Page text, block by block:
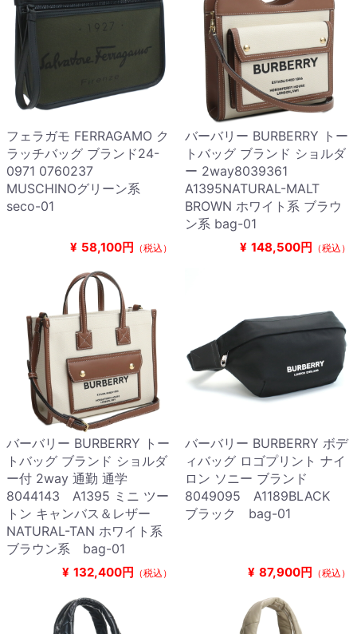
フェラガモ FERRAGAMO ク
ラッチバッグ ブランド24-
0971 0760237
MUSCHINOグリーン系
seco-01
¥ 58,100円 （税込）
バーバリー BURBERRY トー
トバッグ ブランド ショルダ
ー 2way8039361
A1395NATURAL-MALT
BROWN ホワイト系 ブラウ
ン系 bag-01
¥ 148,500円 （税込）
バーバリー BURBERRY トー
トバッグ ブランド ショルダ
ー付 2way 通勤 通学
8044143 A1395 ミニ ツー
トン キャンバス＆レザー
NATURAL-TAN ホワイト系
ブラウン系 bag-01
¥ 132,400円 （税込）
バーバリー BURBERRY ボデ
ィバッグ ロゴプリント ナイ
ロン ソニー ブランド
8049095 A1189BLACK
ブラック bag-01
¥ 87,900円 （税込）